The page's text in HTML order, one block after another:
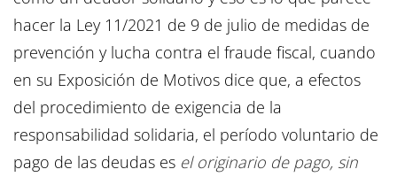
hacer la Ley 11/2021 de 9 de julio de medidas de
prevención y lucha contra el fraude fiscal, cuando
en su Exposición de Motivos dice que, a efectos
del procedimiento de exigencia de la
responsabilidad solidaria, el período voluntario de
pago de las deudas es el originario de pago, sin